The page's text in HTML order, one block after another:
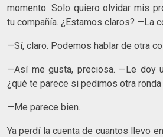
momento. Solo quiero olvidar mis
tu compañía. ¿Estamos claros? —La
—Sí, claro. Podemos hablar de otra
—Así me gusta, preciosa. —Le doy
¿qué te parece si pedimos otra
—Me parece bien.
Ya perdí la cuenta de cuantos llevo